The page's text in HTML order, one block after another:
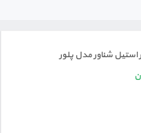
شناور مدل پلور